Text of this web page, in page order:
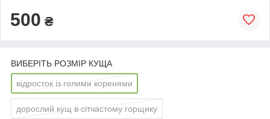
500 ₴
ВИБЕРІТЬ РОЗМІР КУЩА
відросток із голими коренями
дорослий кущ в сітчастому горщику